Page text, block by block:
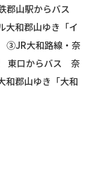
郡山駅からバス
大和郡山ゆき「イ
③JR大和路線・奈
東口からバス 奈
和郡山ゆき「大和